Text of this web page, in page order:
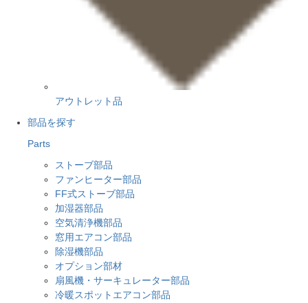
アウトレット品
部品を探す
Parts
ストーブ部品
ファンヒーター部品
FF式ストーブ部品
加湿器部品
空気清浄機部品
窓用エアコン部品
除湿機部品
オプション部材
扇風機・サーキュレーター部品
冷暖スポットエアコン部品